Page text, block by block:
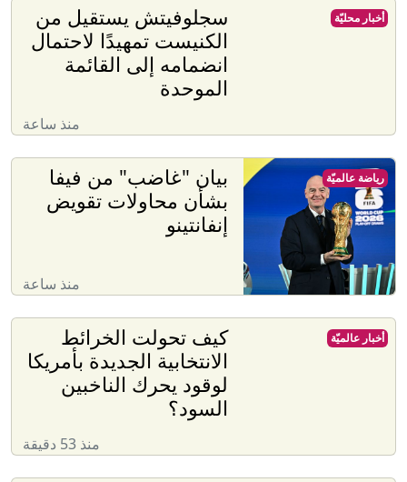
سجلوفيتش يستقيل من
الكنيست تمهيدًا لاحتمال
انضمامه إلى القائمة
الموحدة
منذ ساعة
أخبار محليّة
بيان "غاضب" من فيفا
بشأن محاولات تقويض
إنفانتينو
منذ ساعة
رياضة عالميّة
كيف تحولت الخرائط
الانتخابية الجديدة بأمريكا
لوقود يحرك الناخبين
السود؟
منذ 53 دقيقة
أخبار عالميّة